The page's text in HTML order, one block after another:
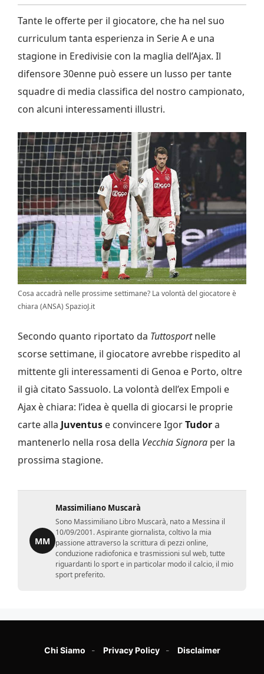
Tante le offerte per il giocatore, che ha nel suo
curriculum tanta esperienza in Serie A e una
stagione in Eredivisie con la maglia dell’Ajax. Il
difensore 30enne può essere un lusso per tante
squadre di media classifica del nostro campionato,
con alcuni interessamenti illustri.
Cosa accadrà nelle prossime settimane? La volontà del giocatore è
chiara (ANSA) SpazioJ.it
Secondo quanto riportato da Tuttosportnelle
scorse settimane, il giocatore avrebbe rispedito al
mittente gli interessamenti di Genoa e Porto, oltre
il già citato Sassuolo. La volontà dell’ex Empoli e
Ajax è chiara: l’idea è quella di giocarsi le proprie
carte alla Juventus e convincere IgorTudora
mantenerlo nella rosa della Vecchia Signora per la
prossima stagione.
MM
Massimiliano Muscarà
Sono Massimiliano Libro Muscarà, nato a Messina il
10/09/2001. Aspirante giornalista, coltivo la mia
passione attraverso la scrittura di pezzi online,
conduzione radiofonica e trasmissioni sul web, tutte
riguardanti lo sport e in particolar modo il calcio, il mio
sport preferito.
Chi Siamo Privacy Policy Disclaimer